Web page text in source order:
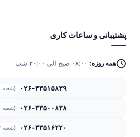
پشتیبانی و ساعات کاری
همه روزه:
۰۲۶-۳۳۵۱۵۸۳۹ (شعبه ۱)
۰۲۶-۳۳۵۰۰۸۳۸ (شعبه ۱)
۰۲۶-۳۳۵۱۶۲۲۰ (شعبه ۲)